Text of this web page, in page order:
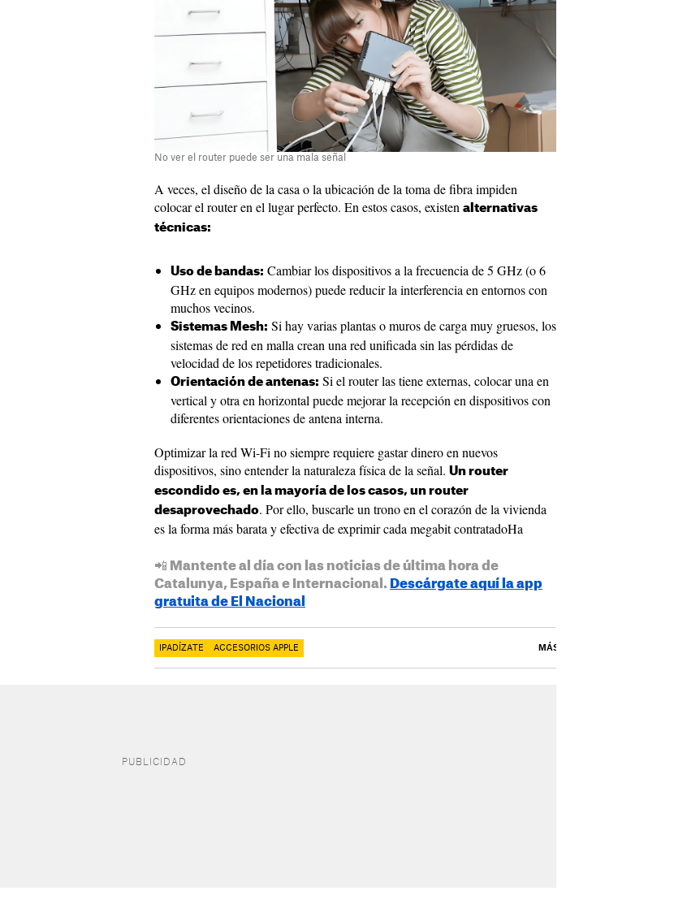
No ver el router puede ser una mala señal
A veces, el diseño de la casa o la ubicación de la toma de fibra impiden
colocar el router en el lugar perfecto. En estos casos, existen alternativas
técnicas:
Uso de bandas: Cambiar los dispositivos a la frecuencia de 5 GHz (o 6
GHz en equipos modernos) puede reducir la interferencia en entornos con
muchos vecinos.
Sistemas Mesh: Si hay varias plantas o muros de carga muy gruesos, los
sistemas de red en malla crean una red unificada sin las pérdidas de
velocidad de los repetidores tradicionales.
Orientación de antenas: Si el router las tiene externas, colocar una en
vertical y otra en horizontal puede mejorar la recepción en dispositivos con
diferentes orientaciones de antena interna.
Optimizar la red Wi-Fi no siempre requiere gastar dinero en nuevos
dispositivos, sino entender la naturaleza física de la señal. Un router
escondido es, en la mayoría de los casos, un router
desaprovechado. Por ello, buscarle un trono en el corazón de la vivienda
es la forma más barata y efectiva de exprimir cada megabit contratadoHa
📲 Mantente al día con las noticias de última hora de
Catalunya, España e Internacional. Descárgate aquí la app
gratuita de El Nacional
IPADÍZATE ACCESORIOS APPLE MÁS